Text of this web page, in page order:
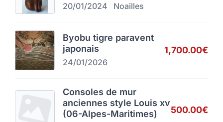
20/01/2024 Noailles
Byobu tigre paravent
japonais
24/01/2026
1,700.00€
Consoles de mur
anciennes style Louis xv
(06-Alpes-Maritimes)
500.00€